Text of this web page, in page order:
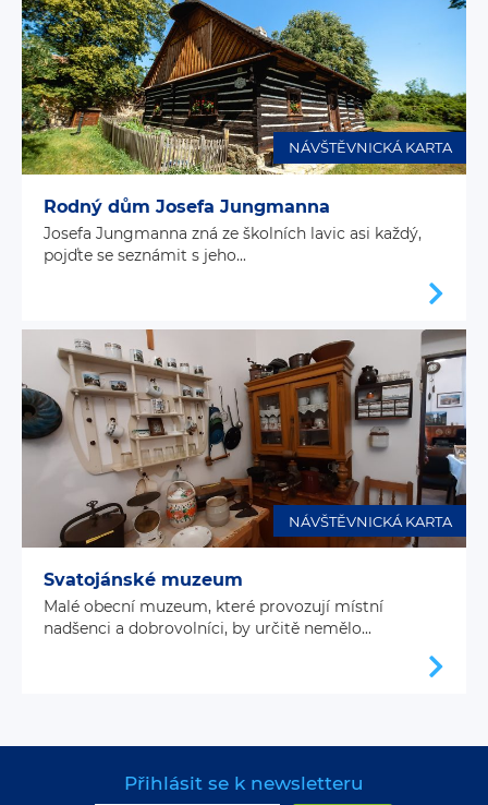
NÁVŠTĚVNICKÁ KARTA
Rodný dům Josefa Jungmanna
Josefa Jungmanna zná ze školních lavic asi každý,
pojďte se seznámit s jeho...
NÁVŠTĚVNICKÁ KARTA
Svatojánské muzeum
Malé obecní muzeum, které provozují místní
nadšenci a dobrovolníci, by určitě nemělo...
Přihlásit se k newsletteru